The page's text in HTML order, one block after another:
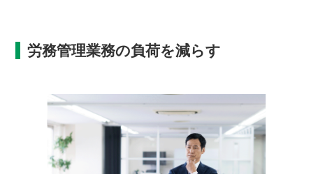
労務管理業務の負荷を減らす